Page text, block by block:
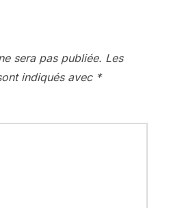
sera pas publiée. Les
indiqués avec *